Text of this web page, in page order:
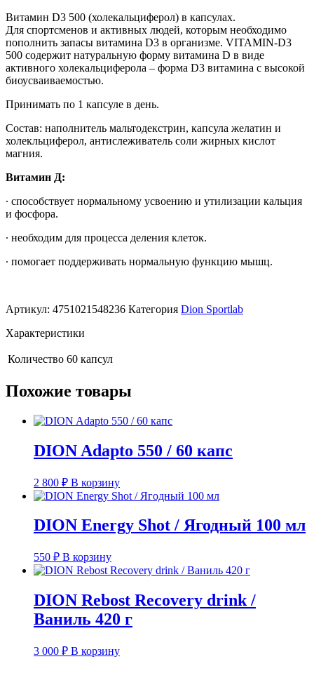
D3
-
500
/
60
капс
Витамин D3 500 (холекальциферол) в капсулах.
Для спортсменов и активных людей, которым необходимо
пополнить запасы витамина D3 в организме. VITAMIN-D3
500 содержит натуральную форму витамина D в виде
активного холекальциферола – форма D3 витамина с высокой
биоусваиваемостью.
Принимать по 1 капсуле в день.
Состав: наполнитель мальтодекстрин, капсула желатин и
холекльциферол, антислеживатель соли жирных кислот
магния.
Витамин Д:
∙ способствует нормальному усвоению и утилизации кальция
и фосфора.
∙ необходим для процесса деления клеток.
∙ помогает поддерживать нормальную функцию мышц.
Артикул: 4751021548236 Категория Dion Sportlab
Характеристики
Количество 60 капсул
Похожие товары
DION Adapto 550 / 60 капс
2 800 ₽ В корзину
DION Energy Shot / Ягодный 100 мл
550 ₽ В корзину
DION Rebost Recovery drink /
Ваниль 420 г
3 000 ₽ В корзину